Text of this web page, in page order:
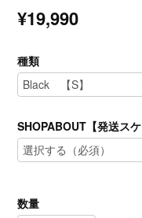
¥19,990
種類
SHOPABOUT【発送ス
数量